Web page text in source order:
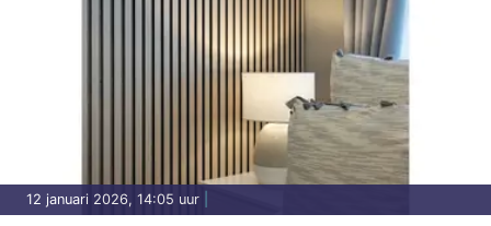
12 januari 2026, 14:05 uur